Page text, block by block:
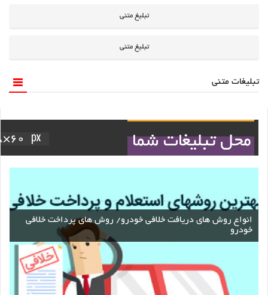
تبلیغ متنی
تبلیغ متنی
تبلیغات متنی
انواع روش های دریافت خلافی خودرو/ روش های پرداخت خلافی
خودرو